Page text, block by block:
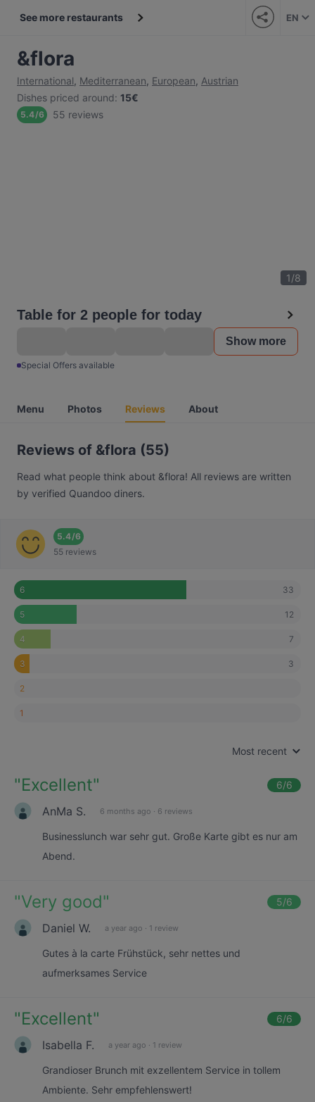
See more restaurants EN
&flora
International, Mediterranean, European, Austrian
Dishes priced around: 15€
5.4/6 55 reviews
1/8
Table for 2 people for today
Show more
Special Offers available
Menu Photos Reviews About
Reviews of &flora (55)
Read what people think about &flora! All reviews are written
by verified Quandoo diners.
5.4/6
55 reviews
6 33
5 12
4 7
3 3
2
1
Most recent
"Excellent" 6/6
AnMa S. 6 months ago · 6 reviews
Businesslunch war sehr gut. Große Karte gibt es nur am
Abend.
"Very good" 5/6
Daniel W. a year ago · 1 review
Gutes à la carte Frühstück, sehr nettes und
aufmerksames Service
"Excellent" 6/6
Isabella F. a year ago · 1 review
Grandioser Brunch mit exzellentem Service in tollem
Ambiente. Sehr empfehlenswert!